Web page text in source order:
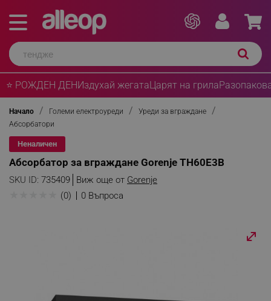
⭐ РОЖДЕН ДЕНИздухай жегатаЦарят на грила
Начало Големи електроуреди
Уреди за вграждане
Абсорбатори
Неналичен
Абсорбатор за вграждане Gorenje TH60E3B
SKU ID: 735409 Виж още от Gorenje
(0) 0 Въпроса